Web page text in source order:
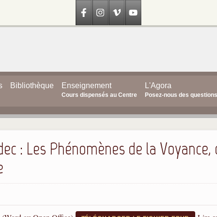
Bibliothèque Enseignement
Cours dispensés au Centre
L'Agora
Posez-nous des questions
: Les Phénomènes de la